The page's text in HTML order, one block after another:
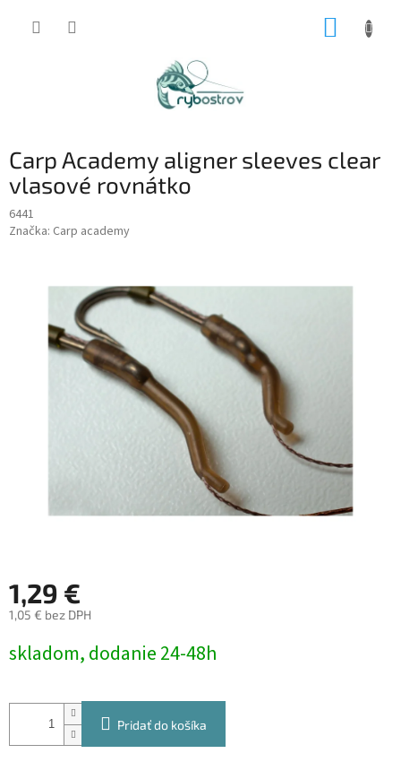
Carp Academy aligner sleeves clear
vlasové rovnátko
6441
Značka: Carp academy
1,29 €
1,05 € bez DPH
cena:
skladom, dodanie 24-48h
Pridať do košíka